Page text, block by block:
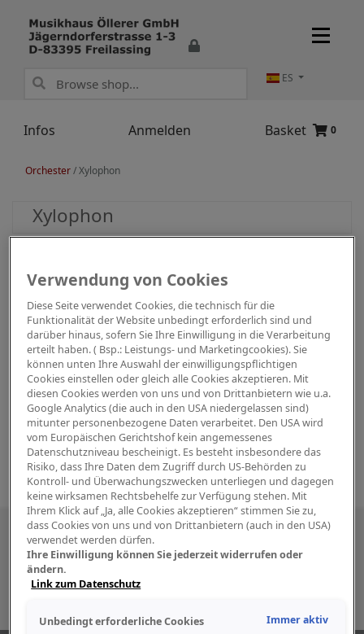
Infos Anmelden Basket 0
ES
Orchester/Xylophon
Xylophon
Besuchen Sie uns auch in den sozialen
Medien
Verwendung von Cookies
Diese Seite verwendet Cookies, die technisch für die
Funktionalität der Website unbedingt erforderlich sind und
darüber hinaus, sofern Sie Ihre Einwilligung in die Verarbeitung
erteilt haben. ( Bsp.: Leistungs- und Marketingcookies). Sie
können unten Ihre Auswahl der einwilligungspflichtigen
Cookies einstellen oder gleich alle Cookies akzeptieren. Mit
diesen Cookies werden von uns und von Drittanbietern wie u.a.
Google Analytics (die auch in den USA niedergelassen sind)
mitunter personenbezogene Daten verarbeitet. Den USA wird
vom Europäischen Gerichtshof kein angemessenes
Datenschutzniveau bescheinigt. Es besteht insbesondere das
Risiko, dass Ihre Daten dem Zugriff durch US-Behörden zu
Kontroll- und Überwachungszwecken unterliegen und dagegen
keine wirksamen Rechtsbehelfe zur Verfügung stehen. Mit
Ihrem Klick auf „Ja, alle Cookies akzeptieren“ stimmen Sie zu,
dass Cookies von uns und von Drittanbietern (auch in den USA)
verwendet werden dürfen.
Ihre Einwilligung können Sie jederzeit widerrufen oder
ändern.
Link zum Datenschutz
Unbedingt erforderliche Cookies Immer aktiv